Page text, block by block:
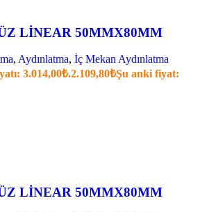
LİNEAR 50MMX80MM
, Aydınlatma, İç Mekan Aydınlatma
3.014,00₺.2.109,80₺Şu anki fiyat:
LİNEAR 50MMX80MM